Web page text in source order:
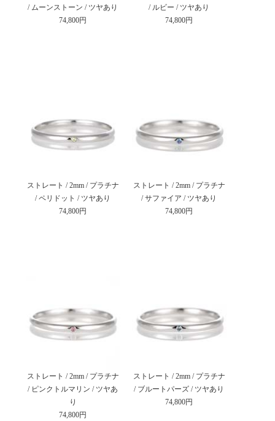
/ ムーンストーン / ツヤあり
74,800円
/ ルビー / ツヤあり
74,800円
ストレート / 2mm / プラチナ
/ ペリドット / ツヤあり
74,800円
ストレート / 2mm / プラチナ
/ サファイア / ツヤあり
74,800円
ストレート / 2mm / プラチナ
/ ピンクトルマリン / ツヤあ
り
74,800円
ストレート / 2mm / プラチナ
/ ブルートパーズ / ツヤあり
74,800円